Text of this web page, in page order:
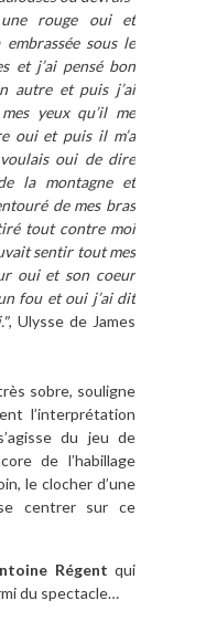
rouge oui et
embrassée sous le
et j’ai pensé bon
autre et puis j’ai
yeux qu’il me
oui et puis il m’a
oui de dire
la montagne et
de mes bras
tout contre moi
sentir tout mes
oui et son coeur
fou et oui j’ai dit
, Ulysse de James
sobre, souligne
l’interprétation
du jeu de
de l’habillage
le clocher d’une
centrer sur ce
Régentqui
du spectacle…